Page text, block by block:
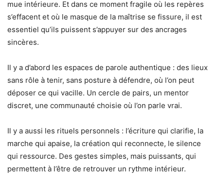
mue intérieure. Et dans ce moment fragile où les repères
s’effacent et où le masque de la maîtrise se fissure, il est
essentiel qu’ils puissent s’appuyer sur des ancrages
sincères.
Il y a d’abord les espaces de parole authentique : des lieux
sans rôle à tenir, sans posture à défendre, où l’on peut
déposer ce qui vacille. Un cercle de pairs, un mentor
discret, une communauté choisie où l’on parle vrai.
Il y a aussi les rituels personnels : l’écriture qui clarifie, la
marche qui apaise, la création qui reconnecte, le silence
qui ressource. Des gestes simples, mais puissants, qui
permettent à l’être de retrouver un rythme intérieur.